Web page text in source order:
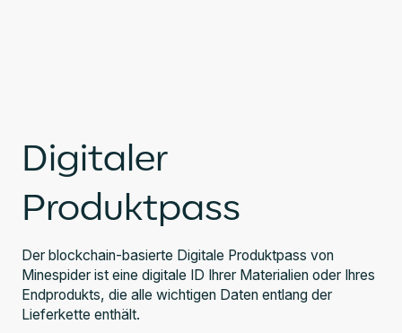
Digitaler
Produktpass
Der blockchain-basierte Digitale Produktpass von
Minespider ist eine digitale ID Ihrer Materialien oder Ihres
Endprodukts, die alle wichtigen Daten entlang der
Lieferkette enthält.